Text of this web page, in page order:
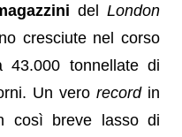
delLondon
cresciute nel corso
43.000 tonnellate di
Un vero recordin
così breve lasso di